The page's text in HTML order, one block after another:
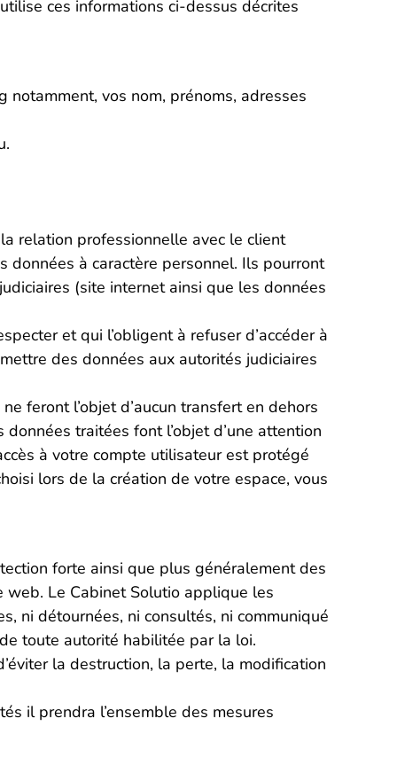
ces informations ci-dessus décrites
vos nom, prénoms, adresses
relation professionnelle avec le client
à caractère personnel. Ils pourront
(site internet ainsi que les données
et qui l’obligent à refuser d’accéder à
des données aux autorités judiciaires
feront l’objet d’aucun transfert en dehors
traitées font l’objet d’une attention
à votre compte utilisateur est protégé
lors de la création de votre espace, vous
forte ainsi que plus généralement des
web. Le Cabinet Solutio applique les
ni détournées, ni consultés, ni communiqué
toute autorité habilitée par la loi.
la destruction, la perte, la modification
il prendra l’ensemble des mesures